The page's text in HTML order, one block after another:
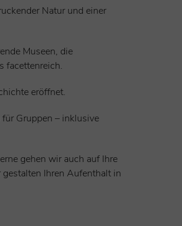
Natur und einer
Museen, die
facettenreich.
eröffnet.
Gruppen – inklusive
gehen wir auch auf Ihre
Ihren Aufenthalt in